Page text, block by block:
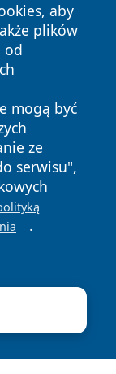
aby
plików
od
mogą być
ze
serwisu",
.
Polityka
Cookies